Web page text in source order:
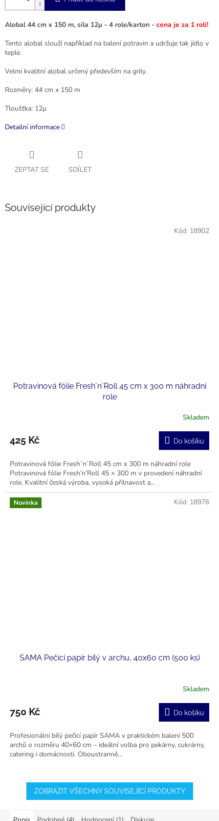
Alobal 44 cm x 150 m, síla 12μ - 4 role/karton - cena je za 1 roli!
Tento alobal slouží například na balení potravin a udržuje tak jídlo v
teple.
Velmi kvalitní alobal určený především na grily.
Rozměry: 44 cm x 150 m
Tloušťka: 12μ
Detailní informace
ZEPTAT SE SDÍLET
Související produkty
Potravinová fólie Fresh´n´Roll 45 cm x 300 m náhradní
role
Skladem
425 Kč Do košíku
Potravinová fólie Fresh´n´Roll 45 cm x 300 m náhradní role
Potravinová fólie Fresh’n’Roll 45 × 300 m v provedení náhradní
role. Kvalitní česká výroba, vysoká přilnavost a...
Kód: 18902
Novinka
SAMA Pečící papír bílý v archu, 40x60 cm (500 ks)
Skladem
750 Kč Do košíku
Profesionální bílý pečicí papír SAMA v praktickém balení 500
archů o rozměru 40×60 cm – ideální volba pro pekárny, cukrárny,
catering i domácnosti. Oboustranně...
Kód: 18976
ZOBRAZIT VŠECHNY SOUVISEJÍCÍ PRODUKTY